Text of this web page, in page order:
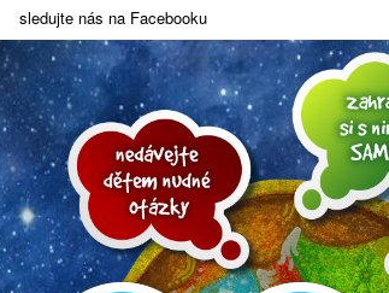
sledujte nás na Facebooku